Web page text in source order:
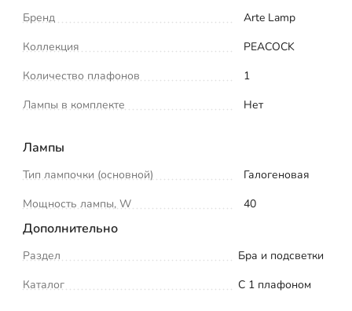
Бренд
Arte Lamp
Коллекция
PEACOCK
Количество плафонов
1
Лампы в комплекте
Нет
Лампы
Тип лампочки (основной)
Галогеновая
Мощность лампы, W
40
Дополнительно
Раздел
Бра и подсветки
Каталог
С 1 плафоном